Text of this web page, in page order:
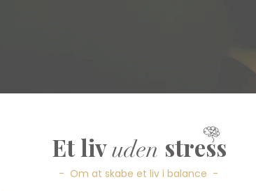
Et livuden stress
- Om at skabe et liv i balance -